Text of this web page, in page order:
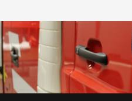
Inhalt
springen